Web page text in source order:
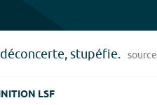
stupéfie. source
LSF